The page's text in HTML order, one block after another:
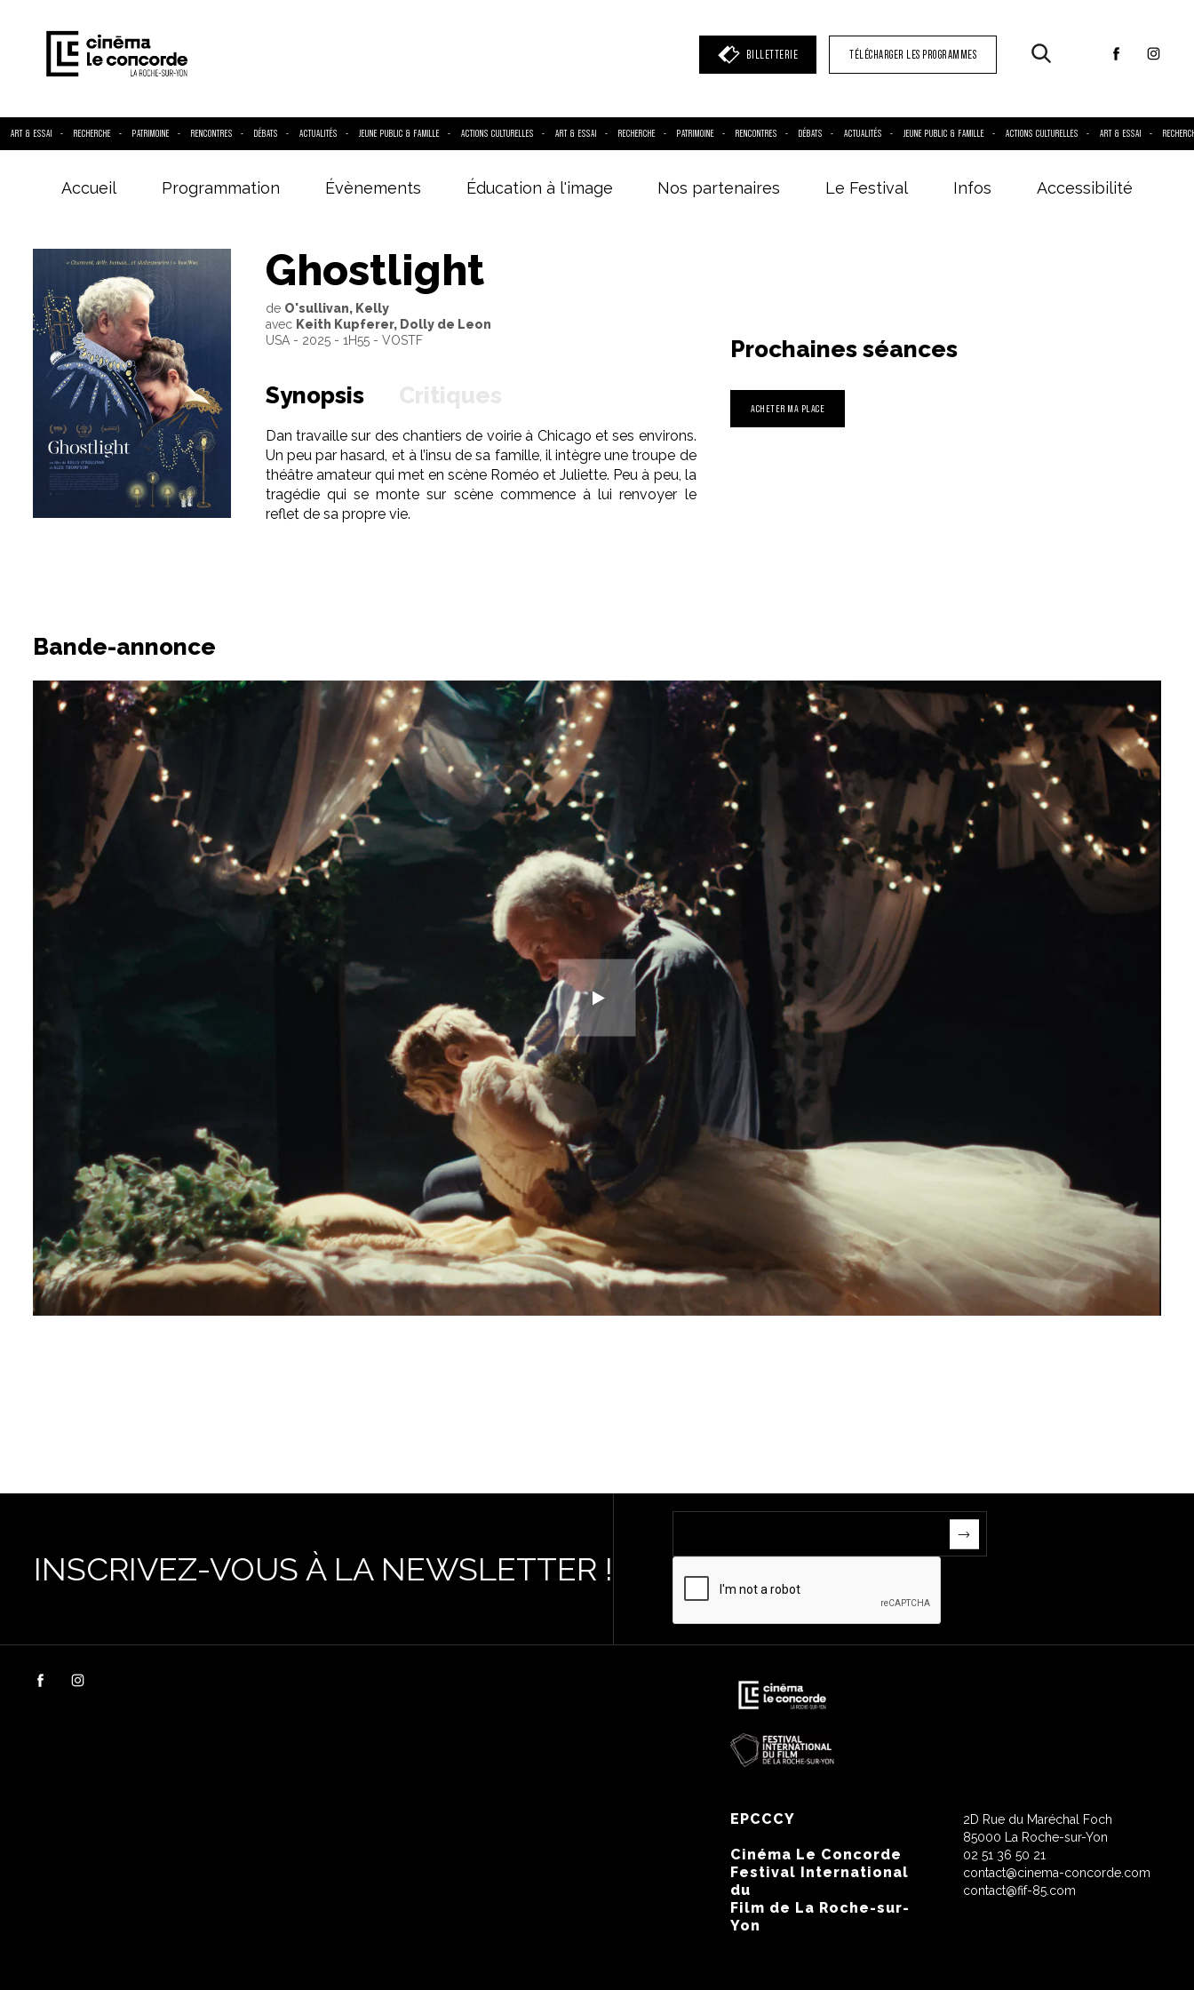
BILLETTERIE TÉLÉCHARGER LES PROGRAMMES
ART & ESSAI RECHERCHE PATRIMOINE RENCONTRES DÉBATS ACTUALITÉS JEUNE PUBLIC & FAMILLE ACTIONS CULTURELLES ART & ESSAI RECHERCHE PATRIMOINE RENCONTRES DÉBATS ACTUALITÉS JEUNE PUBLIC & FAMILLE ACTIONS CULTURELLES ART & ESSAI
Accueil Programmation Évènements Éducation à l'image Nos partenaires Le Festival Infos Accessibilité
Ghostlight
de O'sullivan, Kelly
avec Keith Kupferer, Dolly de Leon
USA - 2025 - 1H55 - VOSTF
Synopsis
Dan travaille sur des chantiers de voirie à Chicago et ses environs.
Un peu par hasard, et à l’insu de sa famille, il intègre une troupe de
théâtre amateur qui met en scène Roméo et Juliette. Peu à peu, la
tragédie qui se monte sur scène commence à lui renvoyer le
reflet de sa propre vie.
Prochaines séances
ACHETER MA PLACE
Bande-annonce
INSCRIVEZ-VOUS À LA NEWSLETTER !
EPCCCY
Cinéma Le Concorde
Festival International
du
Film de La Roche-sur-
Yon
2D Rue du Maréchal Foch
85000 La Roche-sur-Yon
02 51 36 50 21
contact@cinema-concorde.com
contact@fif-85.com